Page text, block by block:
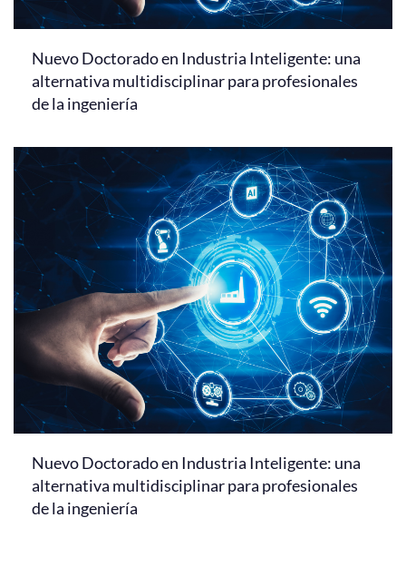
Nuevo Doctorado en Industria Inteligente: una
alternativa multidisciplinar para profesionales
de la ingeniería
Nuevo Doctorado en Industria Inteligente: una
alternativa multidisciplinar para profesionales
de la ingeniería